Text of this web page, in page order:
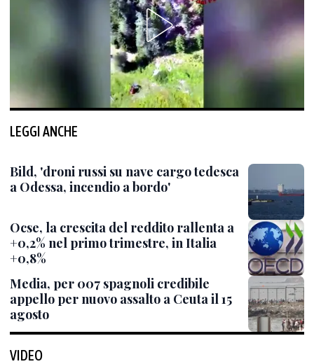
LEGGI ANCHE
Bild, 'droni russi su nave cargo tedesca
a Odessa, incendio a bordo'
Ocse, la crescita del reddito rallenta a
+0,2% nel primo trimestre, in Italia
+0,8%
Media, per 007 spagnoli credibile
appello per nuovo assalto a Ceuta il 15
agosto
VIDEO